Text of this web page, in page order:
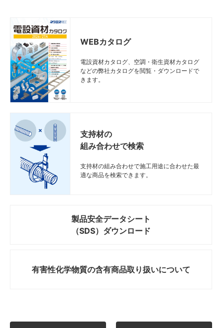
WEBカタログ
電設資材カタログ、空調・衛生資材カタログ
などの弊社カタログを閲覧・ダウンロードで
きます。
支持材の
組み合わせで検索
支持材の組み合わせで施工用途に合わせた最
適な商品を検索できます。
製品安全データシート
（SDS）ダウンロード
有害性化学物質の含有商品取り扱いについて